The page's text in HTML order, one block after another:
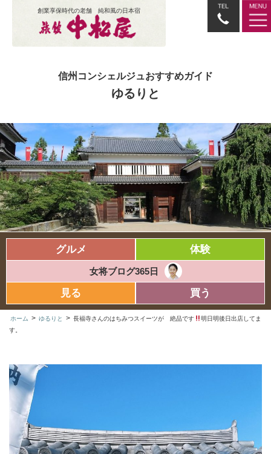
創業享保時代の老舗 純和風の日本宿
信州コンシェルジュおすすめガイド
ゆるりと
グルメ 体験
女将ブログ365日
見る 買う
ホーム > ゆるりと > 長福寺さんのはちみつスイーツが 絶品です
明日明後日出店してま
す。